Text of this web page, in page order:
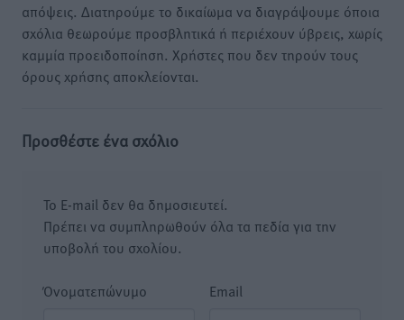
απόψεις. Διατηρούμε το δικαίωμα να διαγράψουμε όποια
σχόλια θεωρούμε προσβλητικά ή περιέχουν ύβρεις, χωρίς
καμμία προειδοποίηση. Χρήστες που δεν τηρούν τους
όρους χρήσης αποκλείονται.
Προσθέστε ένα σχόλιο
Το E-mail δεν θα δημοσιευτεί.
Πρέπει να συμπληρωθούν όλα τα πεδία για την
υποβολή του σχολίου.
Όνοματεπώνυμο Email